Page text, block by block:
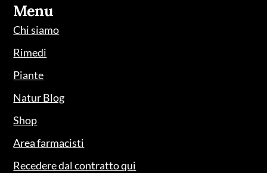
Menu
Chi siamo
Rimedi
Piante
Natur Blog
Shop
Area farmacisti
Recedere dal contratto qui